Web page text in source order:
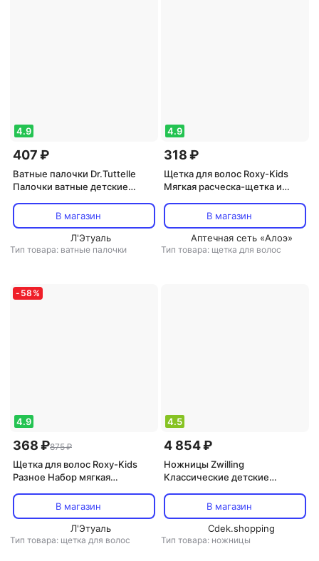
4.9
407 ₽
Ватные палочки Dr.Tuttelle
Палочки ватные детские
В магазин
Л'Этуаль
Тип товара: ватные палочки
4.9
318 ₽
Щетка для волос Roxy-Kids
Мягкая расческа-щетка и
шерсти, цвет лавандовый
В магазин
Аптечная сеть «Алоэ»
Тип товара: щетка для волос
- 58 %
4.9
368 ₽875 ₽
Щетка для волос Roxy-Kids
Разное Набор мягкая
В магазин
Л'Этуаль
Тип товара: щетка для волос
4.5
4 854 ₽
Ножницы Zwilling
Классические детские
В магазин
Cdek.shopping
Тип товара: ножницы